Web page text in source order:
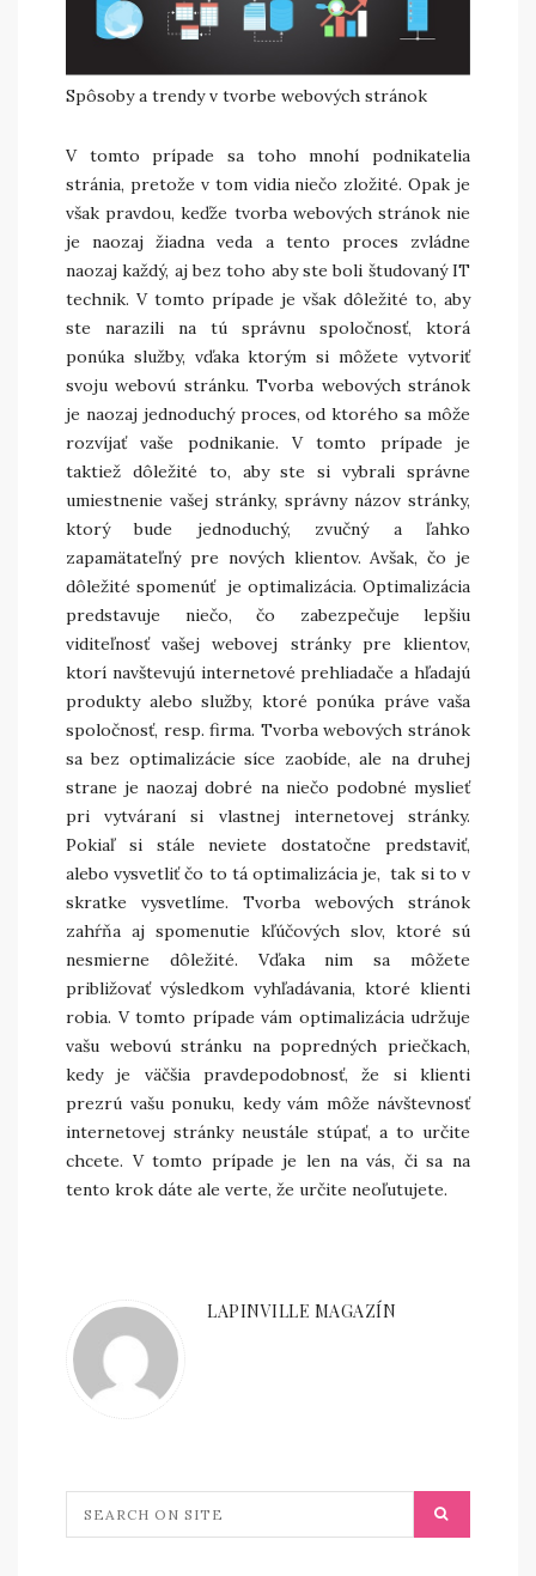
Spôsoby a trendy v tvorbe webových stránok
V tomto prípade sa toho mnohí podnikatelia
stránia, pretože v tom vidia niečo zložité. Opak je
však pravdou, keďže tvorba webových stránok nie
je naozaj žiadna veda a tento proces zvládne
naozaj každý, aj bez toho aby ste boli študovaný IT
technik. V tomto prípade je však dôležité to, aby
ste narazili na tú správnu spoločnosť, ktorá
ponúka služby, vďaka ktorým si môžete vytvoriť
svoju webovú stránku. Tvorba webových stránok
je naozaj jednoduchý proces, od ktorého sa môže
rozvíjať vaše podnikanie. V tomto prípade je
taktiež dôležité to, aby ste si vybrali správne
umiestnenie vašej stránky, správny názov stránky,
ktorý bude jednoduchý, zvučný a ľahko
zapamätateľný pre nových klientov. Avšak, čo je
dôležité spomenúť je optimalizácia. Optimalizácia
predstavuje niečo, čo zabezpečuje lepšiu
viditeľnosť vašej webovej stránky pre klientov,
ktorí navštevujú internetové prehliadače a hľadajú
produkty alebo služby, ktoré ponúka práve vaša
spoločnosť, resp. firma. Tvorba webových stránok
sa bez optimalizácie síce zaobíde, ale na druhej
strane je naozaj dobré na niečo podobné myslieť
pri vytváraní si vlastnej internetovej stránky.
Pokiaľ si stále neviete dostatočne predstaviť,
alebo vysvetliť čo to tá optimalizácia je, tak si to v
skratke vysvetlíme. Tvorba webových stránok
zahŕňa aj spomenutie kľúčových slov, ktoré sú
nesmierne dôležité. Vďaka nim sa môžete
približovať výsledkom vyhľadávania, ktoré klienti
robia. V tomto prípade vám optimalizácia udržuje
vašu webovú stránku na popredných priečkach,
kedy je väčšia pravdepodobnosť, že si klienti
prezrú vašu ponuku, kedy vám môže návštevnosť
internetovej stránky neustále stúpať, a to určite
chcete. V tomto prípade je len na vás, či sa na
tento krok dáte ale verte, že určite neoľutujete.
LAPINVILLE MAGAZÍN